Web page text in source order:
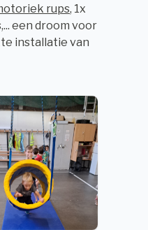
rups, 1x
een droom voor
installatie van